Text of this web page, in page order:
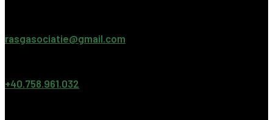
rasgasociatie@gmail.com
+40.758.961.032